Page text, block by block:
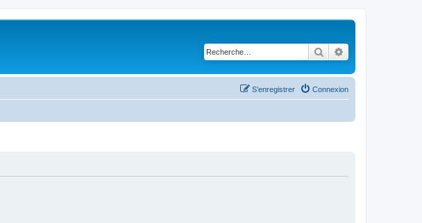
Rechercher
Connexion
S’enregistrer